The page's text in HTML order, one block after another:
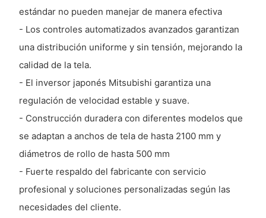
estándar no pueden manejar de manera efectiva
- Los controles automatizados avanzados garantizan
una distribución uniforme y sin tensión, mejorando la
calidad de la tela.
- El inversor japonés Mitsubishi garantiza una
regulación de velocidad estable y suave.
- Construcción duradera con diferentes modelos que
se adaptan a anchos de tela de hasta 2100 mm y
diámetros de rollo de hasta 500 mm
- Fuerte respaldo del fabricante con servicio
profesional y soluciones personalizadas según las
necesidades del cliente.